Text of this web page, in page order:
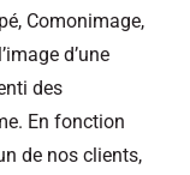
Comonimage,
d’une
des
En fonction
de nos clients,